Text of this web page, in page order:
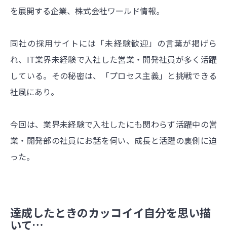
を展開する企業、株式会社ワールド情報。
同社の採用サイトには「未経験歓迎」の言葉が掲げら
れ、IT業界未経験で入社した営業・開発社員が多く活躍
している。その秘密は、「プロセス主義」と挑戦できる
社風にあり。
今回は、業界未経験で入社したにも関わらず活躍中の営
業・開発部の社員にお話を伺い、成長と活躍の裏側に迫
った。
達成したときのカッコイイ自分を思い描
いて…